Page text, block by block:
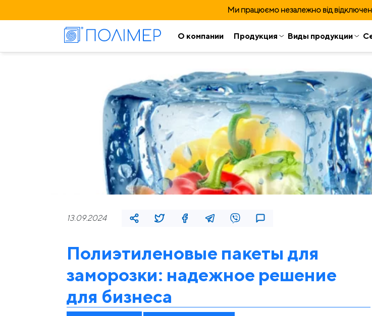
Ми працюємо незалежно від
О компании Продукция Виды продукции
13.09.2024
Полиэтиленовые пакеты для
заморозки: надежное решение
для бизнеса